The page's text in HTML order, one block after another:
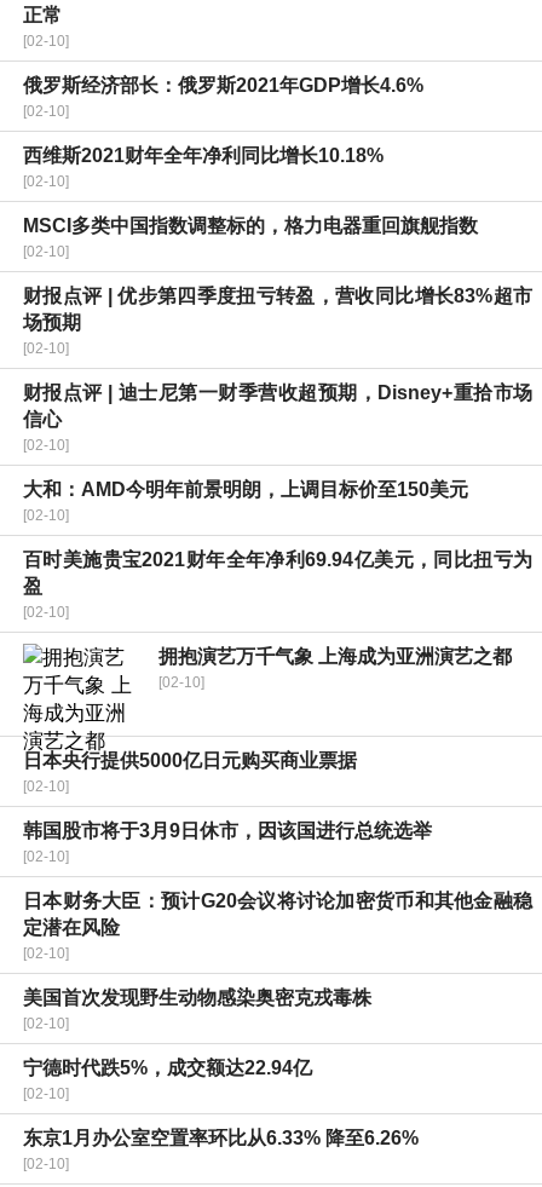
正常
[02-10]
俄罗斯经济部长：俄罗斯2021年GDP增长4.6%
[02-10]
西维斯2021财年全年净利同比增长10.18%
[02-10]
MSCI多类中国指数调整标的，格力电器重回旗舰指数
[02-10]
财报点评 | 优步第四季度扭亏转盈，营收同比增长83%超市
场预期
[02-10]
财报点评 | 迪士尼第一财季营收超预期，Disney+重拾市场
信心
[02-10]
大和：AMD今明年前景明朗，上调目标价至150美元
[02-10]
百时美施贵宝2021财年全年净利69.94亿美元，同比扭亏为
盈
[02-10]
拥抱演艺万千气象 上海成为亚洲演艺之都
[02-10]
日本央行提供5000亿日元购买商业票据
[02-10]
韩国股市将于3月9日休市，因该国进行总统选举
[02-10]
日本财务大臣：预计G20会议将讨论加密货币和其他金融稳
定潜在风险
[02-10]
美国首次发现野生动物感染奥密克戎毒株
[02-10]
宁德时代跌5%，成交额达22.94亿
[02-10]
东京1月办公室空置率环比从6.33% 降至6.26%
[02-10]